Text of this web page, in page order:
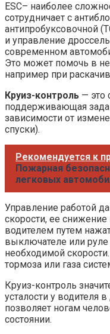
ESC– наиболее
сотрудничает с
антипробуксовочной
и управление
современном
Это может помочь в
например при
Круиз-контроль — это
поддерживающая
зависимости от
спуски).
Рекомендуется к
Пожарная
легковых
Управление работой
скорости, ее
водителем путем
выключателе или руле
необходимой
тормоза или газа
Круиз-контроль
усталости у водителя
позволяет ногам
состоянии.